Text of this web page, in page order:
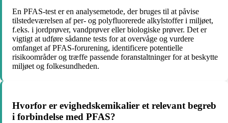
En PFAS-test er en analysemetode, der bruges til at påvise
tilstedeværelsen af per- og polyfluorerede alkylstoffer i miljøet,
f.eks. i jordprøver, vandprøver eller biologiske prøver. Det er
vigtigt at udføre sådanne tests for at overvåge og vurdere
omfanget af PFAS-forurening, identificere potentielle
risikoområder og træffe passende foranstaltninger for at beskytte
miljøet og folkesundheden.
Hvorfor er evighedskemikalier et relevant begreb
i forbindelse med PFAS?